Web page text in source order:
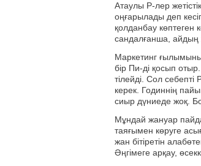
Атаулы P-лер
оңғарылады деп
қолданбау көптеген
сандалғанша, айдың
Маркетинг
бір Пи-ді қосып
тілейді. Сол
керек. Годиннің
сиыр дүниеде жоқ.
Мұндай жануар
таяғымен көруге
жан бітіретін
Әңгімеге арқау,